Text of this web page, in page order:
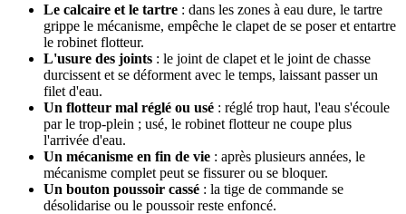
Le calcaire et le tartre : dans les zones à eau dure, le tartre
grippe le mécanisme, empêche le clapet de se poser et entartre
le robinet flotteur.
L'usure des joints : le joint de clapet et le joint de chasse
durcissent et se déforment avec le temps, laissant passer un
filet d'eau.
Un flotteur mal réglé ou usé : réglé trop haut, l'eau s'écoule
par le trop-plein ; usé, le robinet flotteur ne coupe plus
l'arrivée d'eau.
Un mécanisme en fin de vie : après plusieurs années, le
mécanisme complet peut se fissurer ou se bloquer.
Un bouton poussoir cassé : la tige de commande se
désolidarise ou le poussoir reste enfoncé.